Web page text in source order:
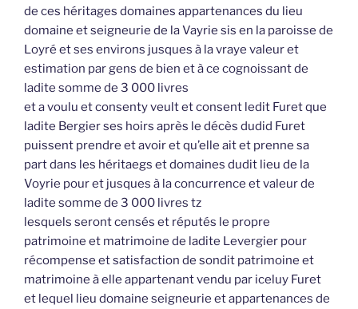
de ces héritages domaines appartenances du lieu
domaine et seigneurie de la Vayrie sis en la paroisse de
Loyré et ses environs jusques à la vraye valeur et
estimation par gens de bien et à ce cognoissant de
ladite somme de 3 000 livres
et a voulu et consenty veult et consent ledit Furet que
ladite Bergier ses hoirs après le décès dudid Furet
puissent prendre et avoir et qu’elle ait et prenne sa
part dans les héritaegs et domaines dudit lieu de la
Voyrie pour et jusques à la concurrence et valeur de
ladite somme de 3 000 livres tz
lesquels seront censés et réputés le propre
patrimoine et matrimoine de ladite Levergier pour
récompense et satisfaction de sondit patrimoine et
matrimoine à elle appartenant vendu par iceluy Furet
et lequel lieu domaine seigneurie et appartenances de